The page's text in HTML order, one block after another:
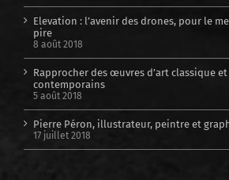
Elevation : l’avenir des drones, pour le
pire
8 août 2018
Rapprocher des œuvres d’art classique
contemporains
5 août 2018
Pierre Péron, illustrateur, peintre et
17 juillet 2018